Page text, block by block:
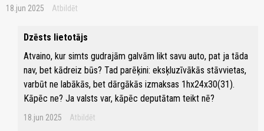
18.jun 2025 Atbildēt
Dzēsts lietotājs
Atvaino, kur simts gudrajām galvām likt savu auto, pat ja tāda
nav, bet kādreiz būs? Tad parēķini: eksķluzīvākās stāvvietas,
varbūt ne labākās, bet dārgākās izmaksas 1hx24x30(31).
Kāpēc ne? Ja valsts var, kāpēc deputātam teikt nē?
18.jun 2025 Atbildēt